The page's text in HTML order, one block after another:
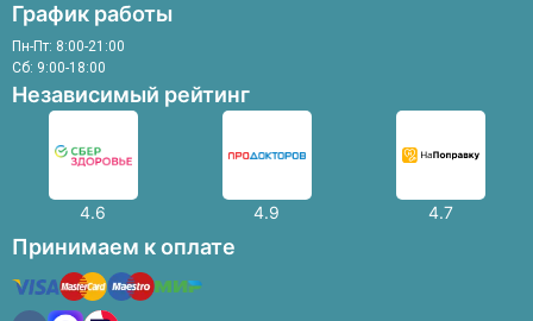
График работы
Пн-Пт: 8:00-21:00
Сб: 9:00-18:00
Независимый рейтинг
4.6 4.9 4.7
Принимаем к оплате